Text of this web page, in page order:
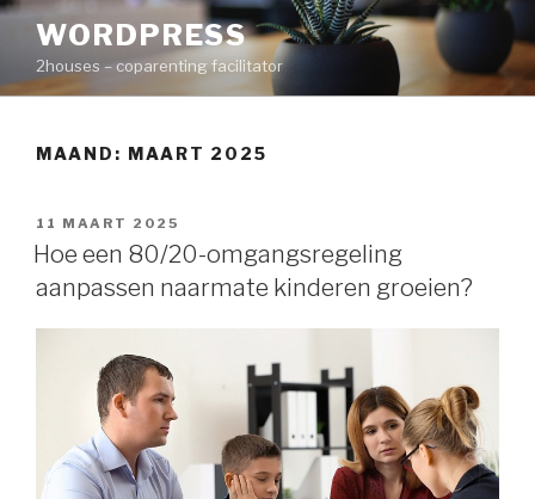
Naar
inhoud
springen
WORDPRESS
2houses – coparenting facilitator
MAAND: MAART 2025
GEPLAATST
OP
11 MAART 2025
Hoe een 80/20-omgangsregeling
aanpassen naarmate kinderen groeien?